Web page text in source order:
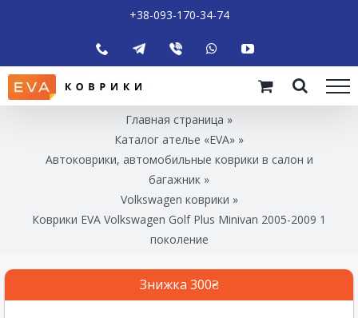
+38-093-170-34-74
Главная страница »
Каталог ателье «EVA» »
Автоковрики, автомобильные коврики в салон и
багажник »
Volkswagen коврики »
Коврики EVA Volkswagen Golf Plus Minivan 2005-2009 1
поколение
Знижка 300₴